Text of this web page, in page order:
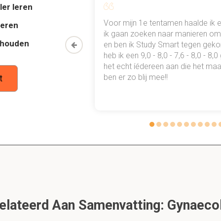
(folikelstimulerend hormoon).
van het hormoon oestrogeen voor?
voor op de naderende eicel door toename van de
meer productie van slijm
nog meer LH af te geven
GnRh
(=ovulatie)
leren
mn
een heel
gewoon
Voor mijn 1e tentamen haalde ik
ik gaan zoeken naar manieren
en ben ik Study Smart tegen
heb ik een 9,0 - 8,0 - 7,6 - 8,0 -
het echt íédereen aan die het
ben er zo blij mee!!
Aan Samenvatting: